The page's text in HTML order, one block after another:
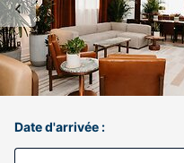
Date d'arrivée :